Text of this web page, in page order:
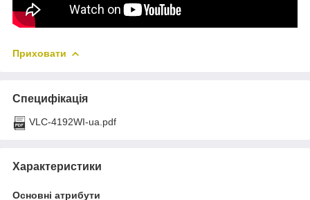
Приховати
Специфікація
VLC-4192WI-ua.pdf
Характеристики
Основні атрибути